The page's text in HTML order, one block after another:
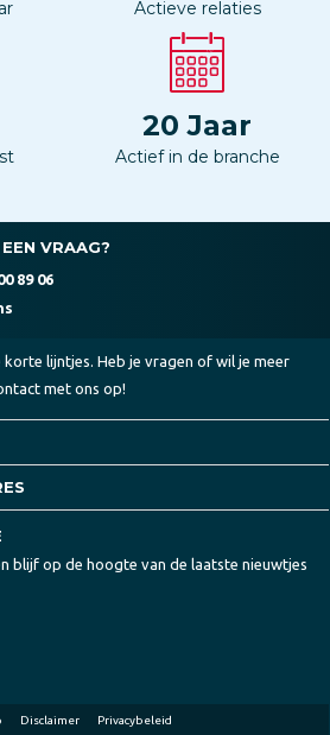
Actieve relaties
20 Jaar
Actief in de branche
VRAAG?
89 06
lijntjes. Heb je vragen of wil je meer
met ons op!
blijf op de hoogte van de laatste nieuwtjes
Disclaimer Privacybeleid